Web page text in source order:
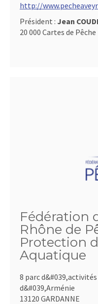
http://
Président : Jean
20 000 Cartes de Pêche
Fédération
Rhône de
Protection
Aquatique
8 parc
d&#039,Arménie
13120 GARDANNE